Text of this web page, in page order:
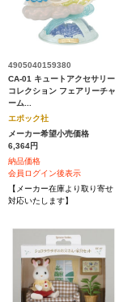
4905040159380
CA-01 キュートアクセサリー
コレクション フェアリーチャ
ーム...
エポック社
メーカー希望小売価格
6,364円
納品価格
会員ログイン後表示
【メーカー在庫より取り寄せ
対応いたします】